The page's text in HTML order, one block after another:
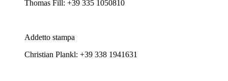
Thomas Fill: +39 335 1050810
Addetto stampa
Christian Plankl: +39 338 1941631